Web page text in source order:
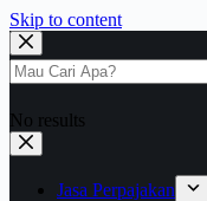
Skip to content
No results
Jasa Perpajakan